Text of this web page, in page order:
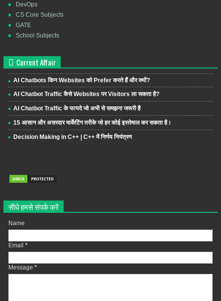
DevOps
CS Core Subjects
GATE
School Subjects
Current Affair
AI Chatbots किन Websites को Prefer करते हैं और क्यों?
AI Chatbot Traffic कैसे Websites पर Visitors ला सकता है?
AI Chatbot Traffic के फायदे जो अभी से समझना जरूरी है
15 आसान और असरदार मार्केटिंग तरीके जो हर कोई इस्तेमाल कर सकता है।
Decision Making in C++ | C++ में निर्णय नियंत्रण
सीधे हमसे संपर्क करें
Name
Email *
Message *